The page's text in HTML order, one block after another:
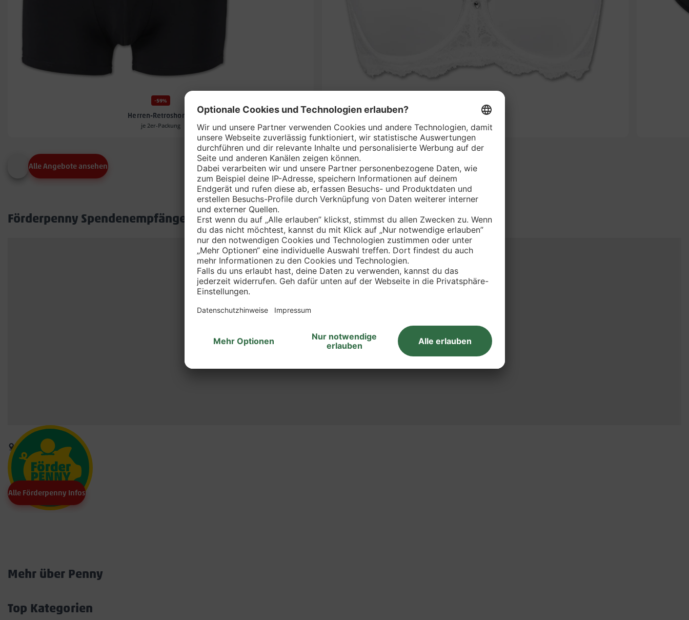
-59%
Herren-Retroshorts*
je 2er-Packung
SAVARIE Bügel-BH*
je Stück
Alle Angebote ansehen
Förderpenny Spendenempfänger in deinem Markt
Alle Förderpenny Infos
Mehr über Penny
Top Kategorien